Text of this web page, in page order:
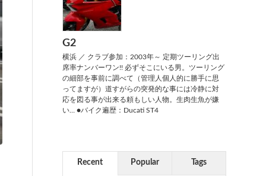
G2
横浜 ／ クラブ参加：2003年～ 定期ツーリング出
席率ナンバーワン!! 必ずそこにいる男。ツーリング
の細部を事前に調べて（管理人個人的に勝手に思
ってますが）道すがらの突発的な事には冷静に対
応を図る事が出来る頼もしい人物。生肉生魚が嫌
い… ●バイク遍歴：Ducati ST4
Recent Popular Tags